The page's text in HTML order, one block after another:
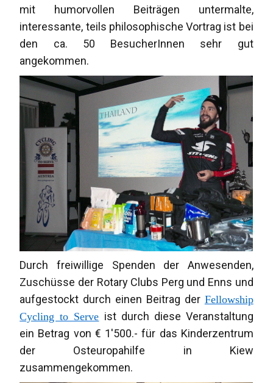
mit humorvollen Beiträgen untermalte,
interessante, teils philosophische Vortrag ist bei
den ca. 50 BesucherInnen sehr gut
angekommen.
Durch freiwillige Spenden der Anwesenden,
Zuschüsse der Rotary Clubs Perg und Enns und
aufgestockt durch einen Beitrag der Fellowship
Cycling to Serve ist durch diese Veranstaltung
ein Betrag von € 1'500.- für das Kinderzentrum
der Osteuropahilfe in Kiew
zusammengekommen.